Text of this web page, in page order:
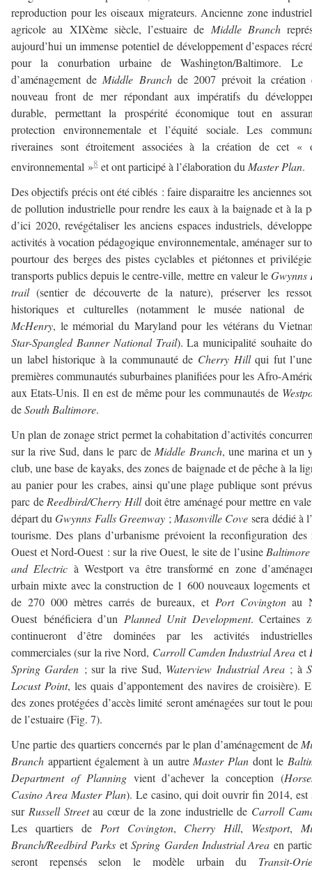
reproduction pour les oiseaux migrateurs. Ancienne zone
agricole au XIXème siècle, l’estuaire de Middle Branch
aujourd’hui un immense potentiel de développement d’espaces
pour la conurbation urbaine de Washington/Baltimore. Le
d’aménagement de Middle Branchde 2007 prévoit la création
nouveau front de mer répondant aux impératifs du
durable, permettant la prospérité économique tout en
protection environnementale et l’équité sociale. Les
riveraines sont étroitement associées à la création de cet «
environnemental »8 et ont participé à l’élaboration du Master Plan.
Des objectifs précis ont été ciblés : faire disparaitre les anciennes
de pollution industrielle pour rendre les eaux à la baignade et à la
d’ici 2020, revégétaliser les anciens espaces industriels,
activités à vocation pédagogique environnementale, aménager sur
pourtour des berges des pistes cyclables et piétonnes et
transports publics depuis le centre-ville, mettre en valeur leGwynns
trail(sentier de découverte de la nature), préserver les
historiques et culturelles (notamment le musée national de
McHenry, le mémorial du Maryland pour les vétérans du
Star-Spangled Banner National Trail). La municipalité souhaite
un label historique à la communauté de Cherry Hillqui fut
premières communautés suburbaines planifiées pour les Afro-
aux Etats-Unis. Il en est de même pour les communautés de
deSouth Baltimore.
Un plan de zonage strict permet la cohabitation d’activités
sur la rive Sud, dans le parc de Middle Branch, une marina et un
club, une base de kayaks, des zones de baignade et de pêche à la
au panier pour les crabes, ainsi qu’une plage publique sont
parc de Reedbird/Cherry Hilldoit être aménagé pour mettre en
départ duGwynns Falls Greenway ; Masonville Cove sera dédié à
tourisme. Des plans d’urbanisme prévoient la reconfiguration des
Ouest et Nord-Ouest : sur la rive Ouest, le site de l’usine
and Electric à Westport va être transformé en zone
urbain mixte avec la construction de 1 600 nouveaux logements
de 270 000 mètres carrés de bureaux, et Port Covingtonau
Ouest bénéficiera d’un Planned Unit Development. Certaines
continueront d’être dominées par les activités
commerciales (sur la rive Nord, Carroll Camden Industrial Area et
Spring Garden ; sur la rive Sud, Waterview Industrial Area ; à
Locust Point, les quais d’appontement des navires de croisière).
des zones protégées d’accès limité seront aménagées sur tout le
de l’estuaire (Fig. 7).
Une partie des quartiers concernés par le plan d’aménagement de
Branch appartient également à un autre Master Plandont le
Department of Planning vient d’achever la conception (
Casino Area Master Plan). Le casino, qui doit ouvrir fin 2014, est
sur Russell Streetau cœur de la zone industrielle de Carroll
Les quartiers de Port Covington, Cherry Hill, Westport,
Branch/Reedbird Parks etSpring Garden Industrial Area en
seront repensés selon le modèle urbain du Transit-